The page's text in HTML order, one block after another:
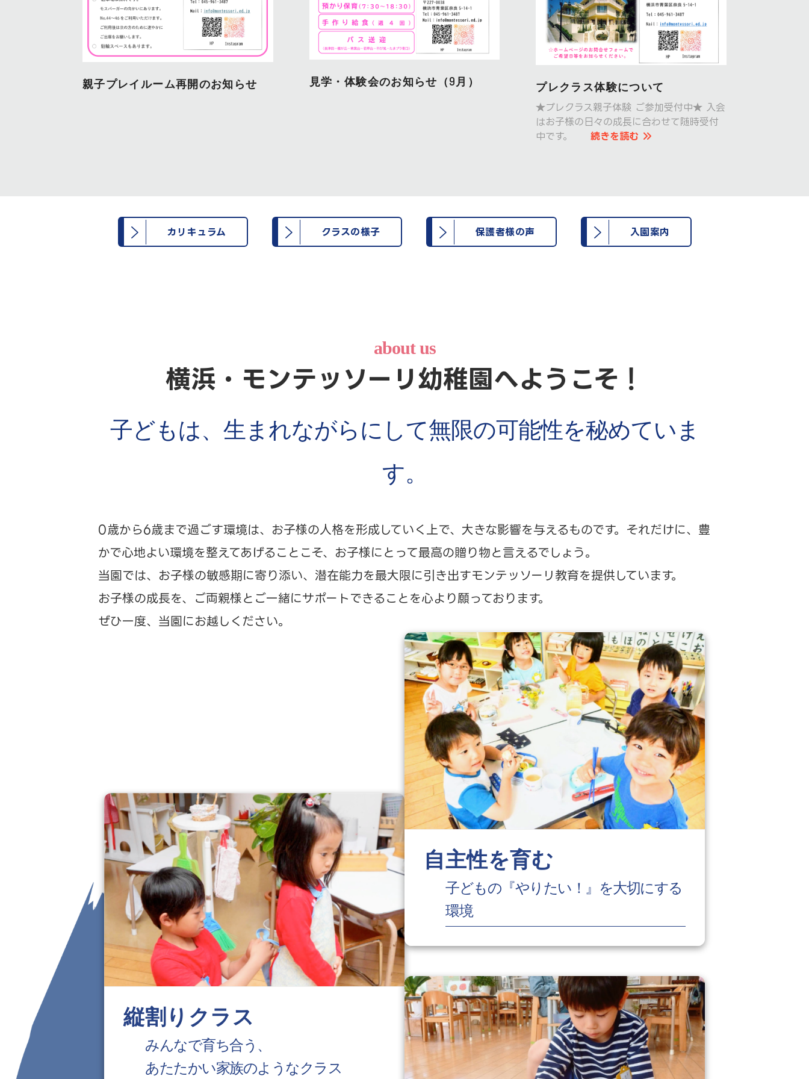
親子プレイルーム再開のお知らせ 見学・体験会のお知らせ（9月） プレクラス体験について
★プレクラス親子体験 ご参加受付中★ 入会
はお子様の日々の成長に合わせて随時受付
中です。続きを読む
カリキュラム クラスの様子 保護者様の声 入園案内
about us
横浜・モンテッソーリ幼稚園へようこそ！
子どもは、生まれながらにして無限の可能性を秘めていま
す。
0歳から6歳まで過ごす環境は、お子様の人格を形成していく上で、大きな影響を与えるものです。 それだけに、豊
かで心地よい環境を整えてあげることこそ、 お子様にとって最高の贈り物と言えるでしょう。
当園では、お子様の敏感期に寄り添い、潜在能力を最大限に引き出すモンテッソーリ教育を提供しています。
お子様の成長を、ご両親様とご一緒にサポートできることを心より願っております。
ぜひ一度、当園にお越しください。
縦割りクラス
みんなで育ち合う、
あたたかい家族のようなクラス
自主性を育む
子どもの『やりたい！』を大切にする
環境